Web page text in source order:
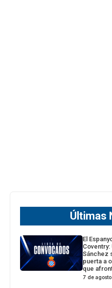
Últimas
El
Coventry:
Sánchez
puerta a
que
7 de